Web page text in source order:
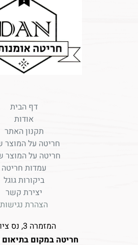
דף הבית
אודות
תקנון האתר
חריטה על המוצר
חריטה על המוצר
עמדות חריטה
ביקורות גוגל
יצירת קשר
הצהרת נגישות
המזמרה 3, נס ציונה
חריטה במקום